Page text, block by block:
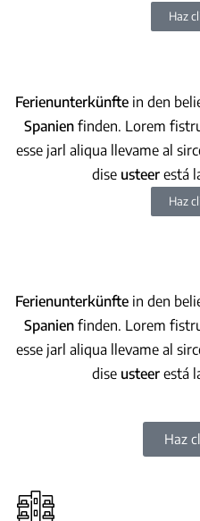
Haz
Ferienunterkünftein den
Spanienfinden. Lorem
esse jarl aliqua llevame al
dise usteerestá
Haz
Ferienunterkünftein den
Spanienfinden. Lorem
esse jarl aliqua llevame al
dise usteerestá
Haz